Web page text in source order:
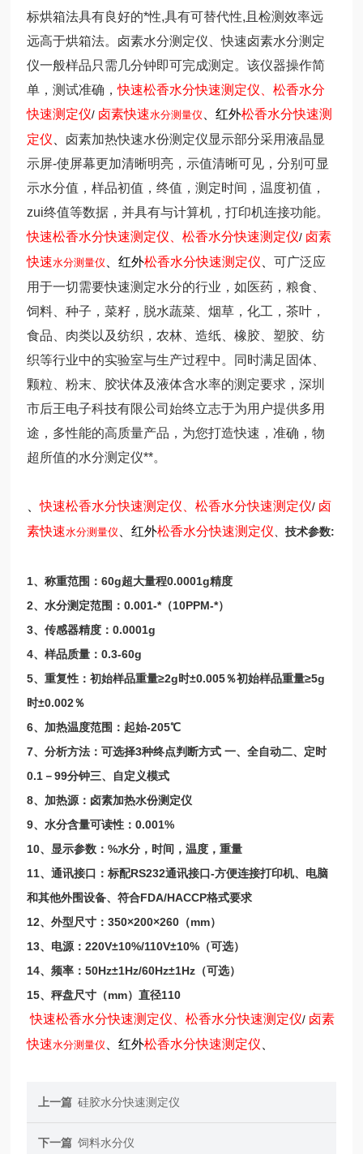
标烘箱法具有良好的*性,具有可替代性,且检测效率远
远高于烘箱法。卤素水分测定仪、快速卤素水分测定
仪一般样品只需几分钟即可完成测定。该仪器操作简
单，测试准确，快速松香水分快速测定仪 、松香水分
快速测定仪/ 卤素快速水分测量仪 、红外松香水分快速测
定仪
卤素加热快速水份测定仪显示部分采用液晶显
示屏-使屏幕更加清晰明亮，示值清晰可见，分别可显
示水分值，样品初值，终值，测定时间，温度初值，
zui终值等数据，并具有与计算机，打印机连接功能。
快速松香水分快速测定仪 、松香水分快速测定仪/ 卤素
快速水分测量仪 、红外松香水分快速测定仪 、可广泛应
用于一切需要快速测定水分的行业，如医药，粮食、
饲料、种子，菜籽，脱水蔬菜、烟草，化工，茶叶，
食品、肉类以及纺织，农林、造纸、橡胶、塑胶、纺
织等行业中的实验室与生产过程中。同时满足固体、
颗粒、粉末、胶状体及液体含水率的测定要求，深圳
市后王电子科技有限公司始终立志于为用户提供多用
途，多性能的高质量产品，为您打造快速，准确，物
超所值的水分测定仪**。
、快速松香水分快速测定仪 、松香水分快速测定仪/ 卤
素快速水分测量仪 、红外松香水分快速测定仪 、技术参数:
1、称重范围：60g超大量程0.0001g精度
2、水分测定范围：0.001-*（10PPM-*）
3、传感器精度：0.0001g
4、样品质量：0.3-60g
5、重复性：初始样品重量≥2g时±0.005％初始样品重量≥5g
时±0.002％
6、加热温度范围：起始-205℃
7、分析方法：可选择3种终点判断方式 一、全自动二、定时
0.1－99分钟三、自定义模式
8、加热源：卤素加热水份测定仪
9、水分含量可读性：0.001%
10、显示参数：%水分，时间，温度，重量
11、通讯接口：标配RS232通讯接口-方便连接打印机、电脑
和其他外围设备、符合FDA/HACCP格式要求
12、外型尺寸：350×200×260（mm）
13、电源：220V±10%/110V±10%（可选）
14、频率：50Hz±1Hz/60Hz±1Hz（可选）
15、秤盘尺寸（mm）直径110
快速松香水分快速测定仪 、松香水分快速测定仪/ 卤素
快速水分测量仪 、红外松香水分快速测定仪
上一篇 硅胶水分快速测定仪
下一篇 饲料水分仪